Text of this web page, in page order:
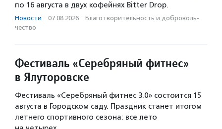
по 16 августа в двух кофейнях Bitter Drop.
Новости · 07.08.2026 · Благотвори­тель­ность и доброволь­
чест­во
Фестиваль «Серебряный фитнес»
в Ялуторовске
Фестиваль «Серебряный фитнес 3.0» состоится 15
августа в Городском саду. Праздник станет итогом
летнего спортивного сезона: все лето